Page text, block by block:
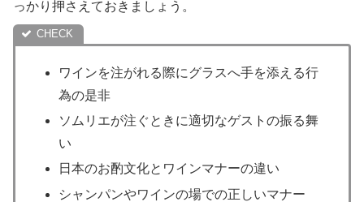
っかり押さえておきましょう。
ワインを注がれる際にグラスへ手を添える行
為の是非
ソムリエが注ぐときに適切なゲストの振る舞
い
日本のお酌文化とワインマナーの違い
シャンパンやワインの場での正しいマナー